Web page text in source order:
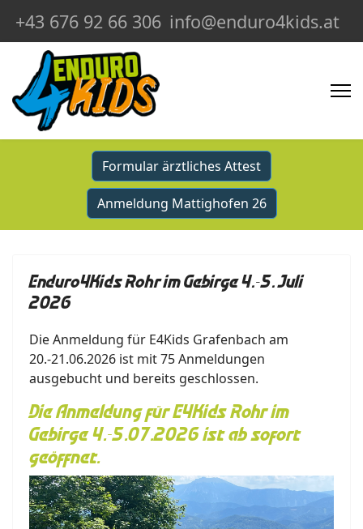
+43 676 92 66 306 info@enduro4kids.at
Formular ärztliches Attest
Anmeldung Mattighofen 26
Enduro4Kids Rohr im Gebirge 4.-5. Juli
2026
Die Anmeldung für E4Kids Grafenbach am
20.-21.06.2026 ist mit 75 Anmeldungen
ausgebucht und bereits geschlossen.
Die Anmeldung für E4Kids Rohr im
Gebirge 4.-5.07.2026 ist ab sofort
geöffnet.